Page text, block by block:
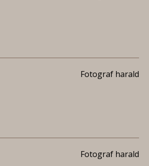
Fotograf harald
Fotograf harald